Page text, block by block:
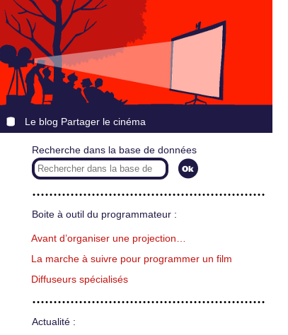
Le blog Partager le cinéma
Recherche dans la base de données
Boite à outil du programmateur :
Avant d’organiser une projection…
La marche à suivre pour programmer un film
Diffuseurs spécialisés
Actualité :